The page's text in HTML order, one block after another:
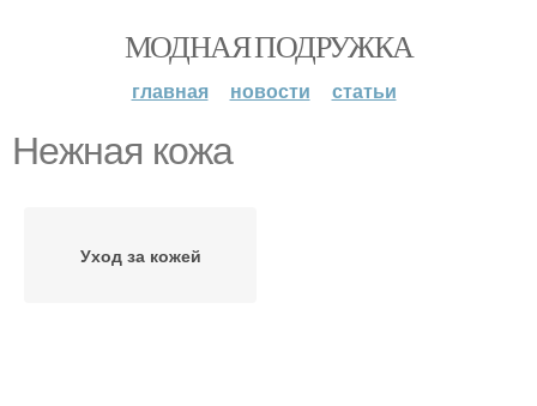
МОДНАЯ ПОДРУЖКА
главная новости статьи
Нежная кожа
Уход за кожей